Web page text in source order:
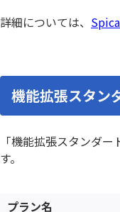
詳細については、
機能拡張スタン
「機能拡張スタンダ
す。
プラン名